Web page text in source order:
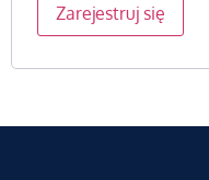
Zarejestruj się